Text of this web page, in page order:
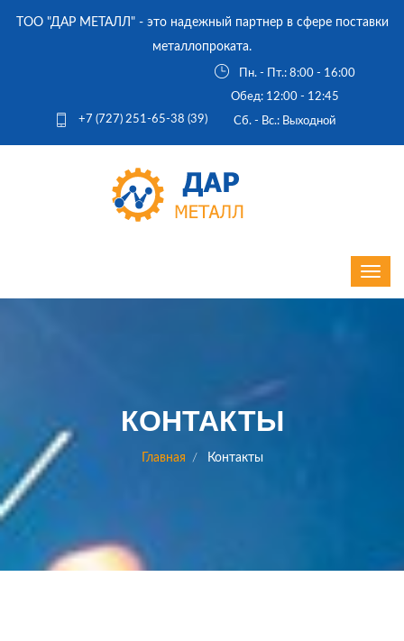
ТОО "ДАР МЕТАЛЛ" - это надежный партнер в сфере поставки
металлопроката.
+7 (727) 251-65-38 (39)
Пн. - Пт.: 8:00 - 16:00
Обед: 12:00 - 12:45
Cб. - Вс.: Выходной
КОНТАКТЫ
Главная Контакты